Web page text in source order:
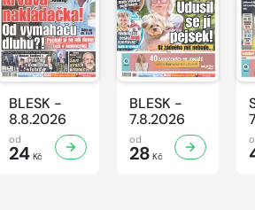
BLESK -
8.8.2026
od
24Kč
BLESK -
7.8.2026
od
28 Kč